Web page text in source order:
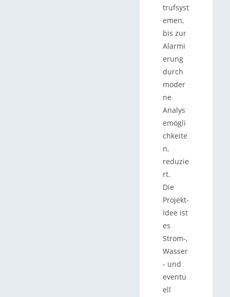
trufsyst
emen,
bis zur
Alarmi
erung
durch
moder
ne
Analys
emögli
chkeite
n,
reduzie
rt.
Die
Projekt-
Idee ist
es
Strom-,
Wasser
- und
eventu
ell